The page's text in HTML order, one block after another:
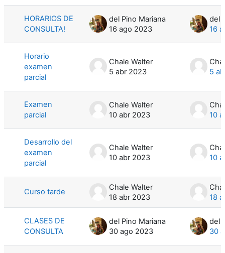
HORARIOS DE
CONSULTA!
del Pino Mariana
16 ago 2023
del
16
Horario
examen
parcial
Chale Walter
5 abr 2023
5
Examen
parcial
Chale Walter
10 abr 2023
10
Desarrollo del
examen
parcial
Chale Walter
10 abr 2023
10
Curso tarde
Chale Walter
18 abr 2023
18
CLASES DE
CONSULTA
del Pino Mariana
30 ago 2023
del
30